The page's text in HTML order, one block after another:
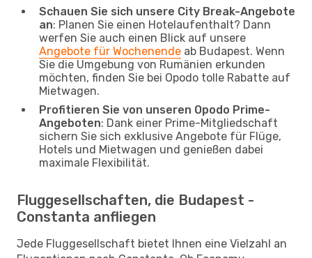
Schauen Sie sich unsere City Break-Angebote
an: Planen Sie einen Hotelaufenthalt? Dann
werfen Sie auch einen Blick auf unsere
Angebote für Wochenende ab Budapest. Wenn
Sie die Umgebung von Rumänien erkunden
möchten, finden Sie bei Opodo tolle Rabatte auf
Mietwagen.
Profitieren Sie von unseren Opodo Prime-
Angeboten: Dank einer Prime-Mitgliedschaft
sichern Sie sich exklusive Angebote für Flüge,
Hotels und Mietwagen und genießen dabei
maximale Flexibilität.
Fluggesellschaften, die Budapest -
Constanta anfliegen
Jede Fluggesellschaft bietet Ihnen eine Vielzahl an